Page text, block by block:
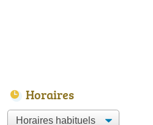
Horaires